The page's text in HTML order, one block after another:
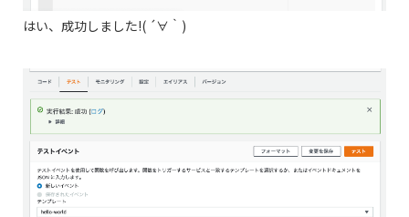
はい、成功しました!( ´∀｀)